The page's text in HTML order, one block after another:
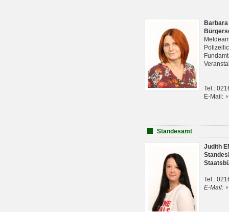
Tel.:
E-Mail:
Standesamt
Judith
Tel.:
E-Mail: